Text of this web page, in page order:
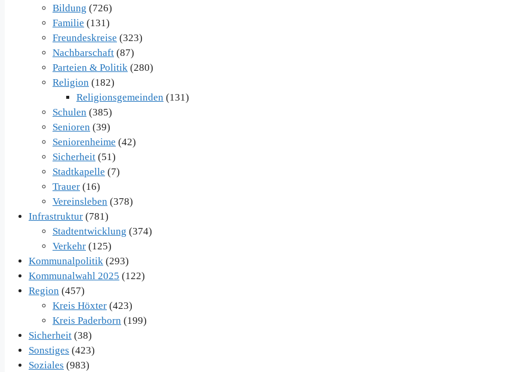
Bildung (726)
Familie (131)
Freundeskreise (323)
Nachbarschaft (87)
Parteien & Politik (280)
Religion (182)
Religionsgemeinden (131)
Schulen (385)
Senioren (39)
Seniorenheime (42)
Sicherheit (51)
Stadtkapelle (7)
Trauer (16)
Vereinsleben (378)
Infrastruktur (781)
Stadtentwicklung (374)
Verkehr (125)
Kommunalpolitik (293)
Kommunalwahl 2025 (122)
Region (457)
Kreis Höxter (423)
Kreis Paderborn (199)
Sicherheit (38)
Sonstiges (423)
Soziales (983)